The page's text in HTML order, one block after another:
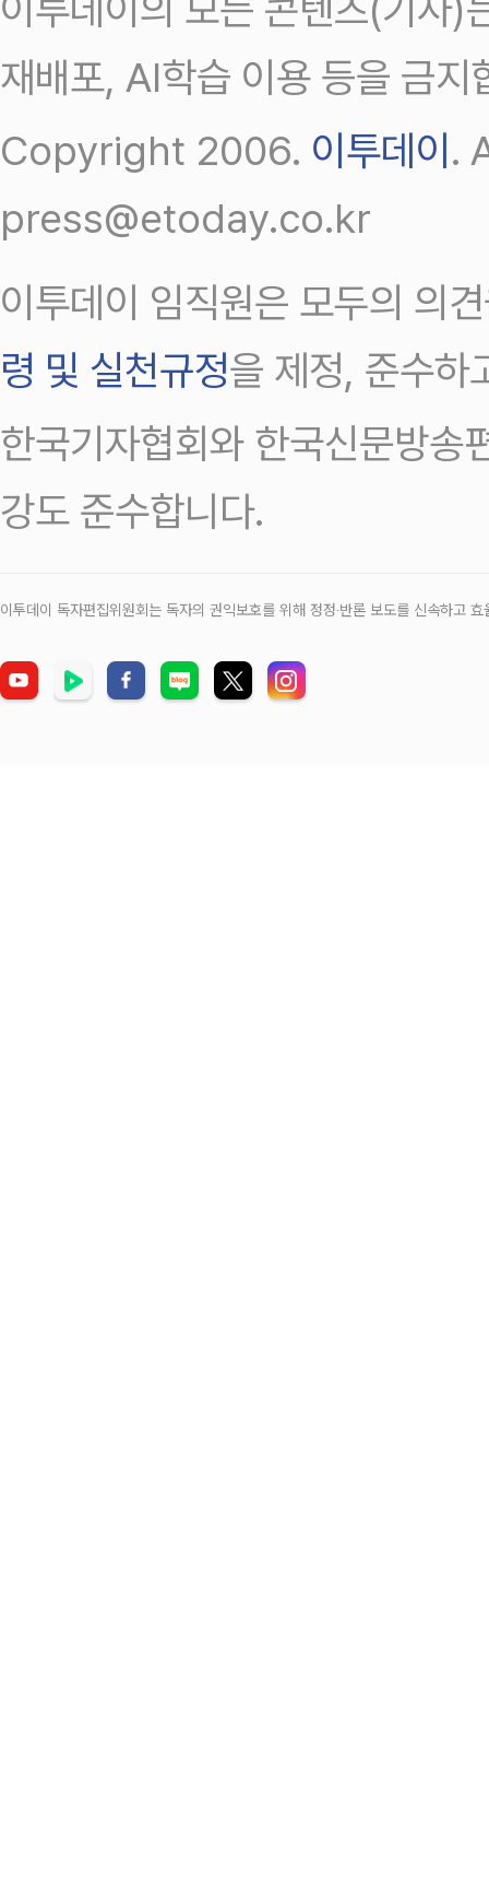
재배포, AI학습 이용 등을 금지
Copyright 2006. 이투데이.
press@etoday.co.kr
이투데이 임직원은 모두의 의
령 및 실천규정을 제정, 준수하
한국기자협회와 한국신문방송
강도 준수합니다.
이투데이 독자편집위원회는 독자의 권익보호를 위해 정정‧반론 보도를 신속하고